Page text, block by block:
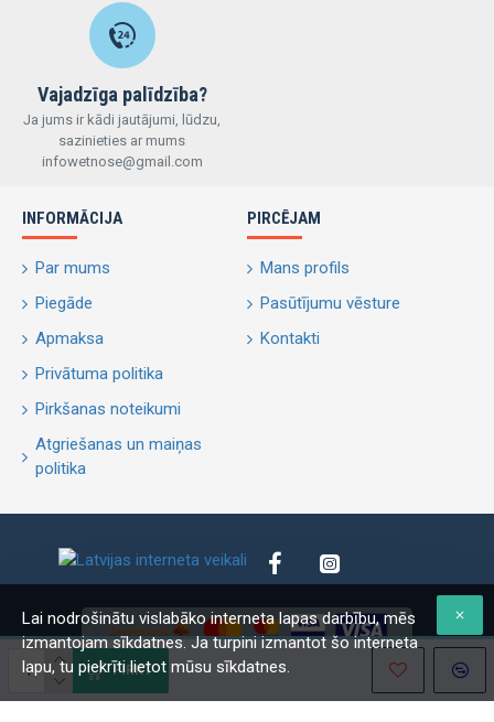
PIRKT
Vajadzīga palīdzība?
Ja jums ir kādi jautājumi, lūdzu,
sazinieties ar mums
infowetnose@gmail.com
INFORMĀCIJA
Par mums
Piegāde
Apmaksa
Privātuma politika
Pirkšanas noteikumi
Atgriešanas un maiņas
politika
PIRCĒJAM
Mans profils
Pasūtījumu vēsture
Kontakti
Copyright © 2020, wetnoswzoo.com. Visas tiesības aizsargātas
Lai nodrošinātu vislabāko interneta lapas darbību, mēs
izmantojam sīkdatnes. Ja turpini izmantot šo interneta
lapu, tu piekrīti lietot mūsu sīkdatnes.